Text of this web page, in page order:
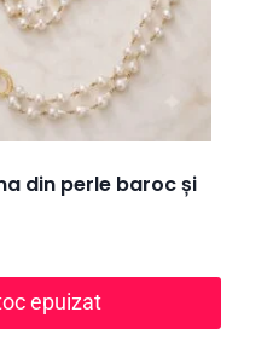
din perle baroc și
epuizat